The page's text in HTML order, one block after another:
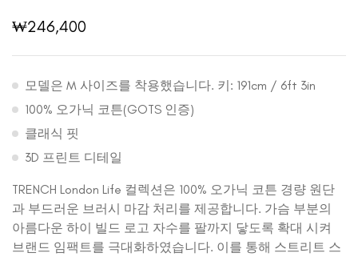
₩246,400
모델은 M 사이즈를 착용했습니다. 키: 191cm / 6ft 3in
100% 오가닉 코튼(GOTS 인증)
클래식 핏
3D 프린트 디테일
TRENCH London Life 컬렉션은 100% 오가닉 코튼 경량 원단
과 부드러운 브러시 마감 처리를 제공합니다. 가슴 부분의
아름다운 하이 빌드 로고 자수를 팔까지 닿도록 확대 시켜
브랜드 임팩트를 극대화하였습니다. 이를 통해 스트리트 스